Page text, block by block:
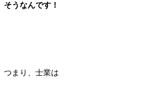
そうなんです！
つまり、士業は